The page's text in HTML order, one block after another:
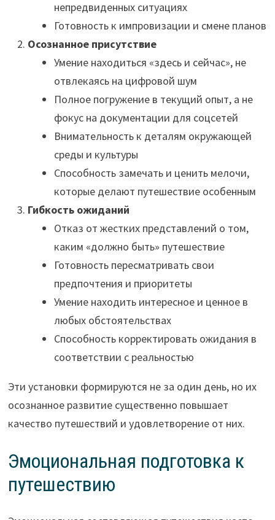
непредвиденных ситуациях
Готовность к импровизации и смене планов
Осознанное присутствие
Умение находиться «здесь и сейчас», не
отвлекаясь на цифровой шум
Полное погружение в текущий опыт, а не
фокус на документации для соцсетей
Внимательность к деталям окружающей
среды и культуры
Способность замечать и ценить мелочи,
которые делают путешествие особенным
Гибкость ожиданий
Отказ от жестких представлений о том,
каким «должно быть» путешествие
Готовность пересматривать свои
предпочтения и приоритеты
Умение находить интересное и ценное в
любых обстоятельствах
Способность корректировать ожидания в
соответствии с реальностью
Эти установки формируются не за один день, но их
осознанное развитие существенно повышает
качество путешествий и удовлетворение от них.
Эмоциональная подготовка к
путешествию